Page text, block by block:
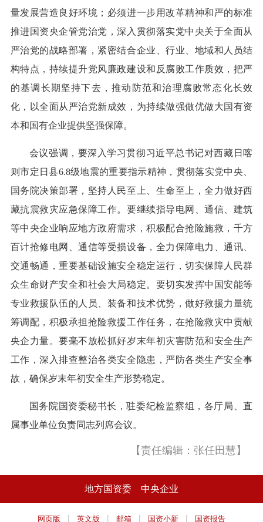
量发展营造良好环境；必须进一步用改革精神和严的标准
推进国资央企管党治党，深入贯彻落实党中央关于全面从
严治党的战略部署，紧密结合企业、行业、地域和人员结
构特点，持续提升党风廉政建设和反腐败工作质效，把严
的基调长期坚持下去，推动防范和治理腐败常态化长效
化，以全面从严治党新成效，为持续做强做优做大国有资
本和国有企业提供坚强保障。
会议强调，要深入学习贯彻习近平总书记对西藏日喀
则市定日县6.8级地震的重要指示精神，贯彻落实党中央、
国务院决策部署，坚持人民至上、生命至上，全力做好西
藏抗震救灾应急保障工作。要继续指导电网、通信、建筑
等中央企业响应地方政府需求，积极配合抢险施救，千方
百计抢修电网、通信等受损设备，全力保障电力、通讯、
交通畅通，重要基础设施安全稳定运行，切实保障人民群
众生命财产安全和社会大局稳定。要切实发挥中国安能等
专业救援队伍的人员、装备和技术优势，做好救援力量统
筹调配，积极承担抢险救援工作任务，在抢险救灾中贡献
央企力量。要毫不放松抓好岁末年初灾害防范和安全生产
工作，深入排查整治各类安全隐患，严防各类生产安全事
故，确保岁末年初安全生产形势稳定。
国务院国资委秘书长，驻委纪检监察组，各厅局、直
属事业单位负责同志列席会议。
【责任编辑：张任田慧】
地方国资委 中央企业
网页版 | 英文版 | 邮箱 | 国资小新 | 国资报告